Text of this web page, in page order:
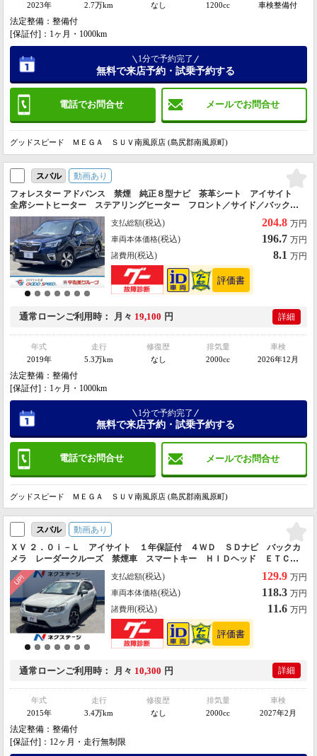
2023年
2.7万km
なし
1200cc
車検整備付
法定整備：整備付
[保証付]：1ヶ月・1000km
電話でお問合せ メールでお問合せ
1分で予約完了
無料で来店予約・試乗予約する
グッドスピード ＭＥＧＡ ＳＵＶ南風原店 (島尻郡南風原町)
スバル
動画あり
フォレスター アドバンス 禁煙 純正８型ナビ 茶革シート アイサイト
全席シートヒーター ステアリングヒーター フロント／サイド／バックカ
メラ ドラレコ デジタルインナーミラー 電動リアゲート パドルシフ
ト 純正１８インチＡＷ
支払総額(税込) 204.8 万円
車両本体価格(税込) 196.7 万円
諸費用(税込) 8.1 万円
通常ローンご利用時 月々 19,100 円 詳細
年式
2019年
走行
5.3万km
修復歴
なし
排気量
2000cc
車検
2026年12月
法定整備：整備付
[保証付]：1ヶ月・1000km
電話でお問合せ メールでお問合せ
1分で予約完了
無料で来店予約・試乗予約する
グッドスピード ＭＥＧＡ ＳＵＶ南風原店 (島尻郡南風原町)
スバル
動画あり
ＸＶ ２．０ｉ－Ｌ アイサイト １年保証付 ４ＷＤ ＳＤナビ バックカ
メラ レーダークルーズ 禁煙車 スマートキー ＨＩＤヘッド ＥＴＣ
純正１７インチアルミ 車線逸脱警報 オートライト デュアルエアコン
支払総額(税込) 129.9 万円
車両本体価格(税込) 118.3 万円
諸費用(税込) 11.6 万円
通常ローンご利用時 月々 10,300 円 詳細
年式
2015年
走行
3.4万km
修復歴
なし
排気量
2000cc
車検
2027年2月
法定整備：整備付
[保証付]：12ヶ月・走行無制限